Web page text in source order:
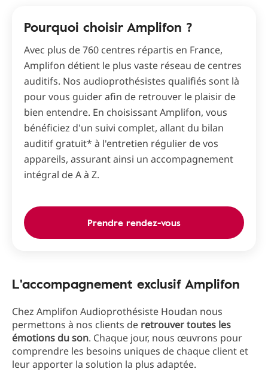
Pourquoi choisir Amplifon ?
Avec plus de 760 centres répartis en France,
Amplifon détient le plus vaste réseau de centres
auditifs. Nos audioprothésistes qualifiés sont là
pour vous guider afin de retrouver le plaisir de
bien entendre. En choisissant Amplifon, vous
bénéficiez d'un suivi complet, allant du bilan
auditif gratuit* à l'entretien régulier de vos
appareils, assurant ainsi un accompagnement
intégral de A à Z.
Prendre rendez-vous
L'accompagnement exclusif Amplifon
Chez Amplifon Audioprothésiste Houdan nous
permettons à nos clients de retrouver toutes les
émotions du son. Chaque jour, nous œuvrons pour
comprendre les besoins uniques de chaque client et
leur apporter la solution la plus adaptée.